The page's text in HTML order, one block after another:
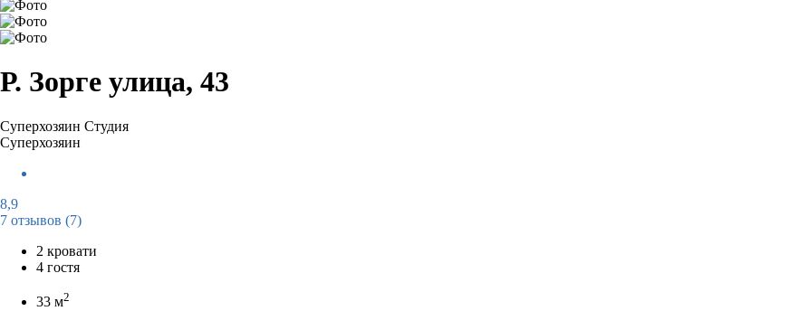
Р. Зорге улица, 43
Суперхозяин Студия
Суперхозяин
8,9
7 отзывов (7)
2 кровати
4 гостя
33 м2